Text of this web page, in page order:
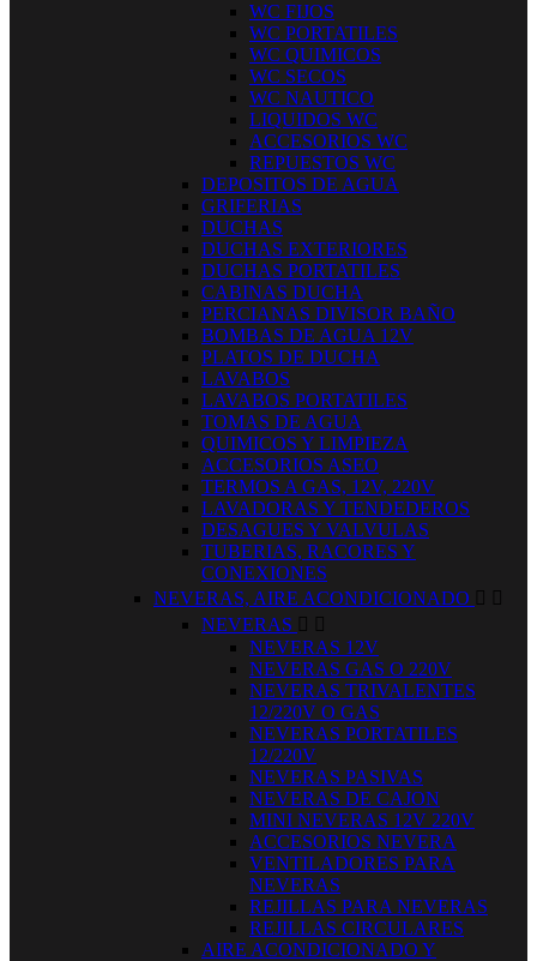
WC FIJOS
WC PORTATILES
WC QUIMICOS
WC SECOS
WC NAUTICO
LIQUIDOS WC
ACCESORIOS WC
REPUESTOS WC
DEPOSITOS DE AGUA
GRIFERIAS
DUCHAS
DUCHAS EXTERIORES
DUCHAS PORTATILES
CABINAS DUCHA
PERCIANAS DIVISOR BAÑO
BOMBAS DE AGUA 12V
PLATOS DE DUCHA
LAVABOS
LAVABOS PORTATILES
TOMAS DE AGUA
QUIMICOS Y LIMPIEZA
ACCESORIOS ASEO
TERMOS A GAS, 12V, 220V
LAVADORAS Y TENDEDEROS
DESAGUES Y VALVULAS
TUBERIAS, RACORES Y
CONEXIONES
NEVERAS, AIRE ACONDICIONADO  
NEVERAS  
NEVERAS 12V
NEVERAS GAS O 220V
NEVERAS TRIVALENTES
12/220V O GAS
NEVERAS PORTATILES
12/220V
NEVERAS PASIVAS
NEVERAS DE CAJON
MINI NEVERAS 12V 220V
ACCESORIOS NEVERA
VENTILADORES PARA
NEVERAS
REJILLAS PARA NEVERAS
REJILLAS CIRCULARES
AIRE ACONDICIONADO Y